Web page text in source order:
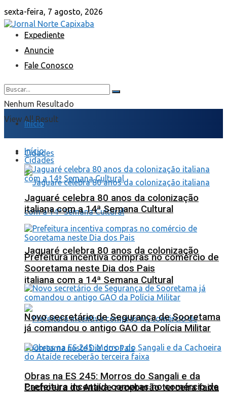
sexta-feira, 7 agosto, 2026
Expediente
Anuncie
Fale Conosco
Nenhum Resultado
View All Result
Início
Cidades
Jaguaré celebra 80 anos da colonização
italiana com a 14ª Semana Cultural
Prefeitura incentiva compras no comércio de
Início
Cidades
Jaguaré celebra 80 anos da colonização
italiana com a 14ª Semana Cultural
Prefeitura incentiva compras no comércio de
Sooretama neste Dia dos Pais
Novo secretário de Segurança de Sooretama
já comandou o antigo GAO da Polícia Militar
Obras na ES 245: Morros do Sangali e da
Cachoeira do Ataíde receberão terceira faixa